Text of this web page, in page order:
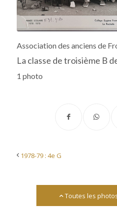
Association des anciens de
La classe de troisième B
1 photo
1978-79 : 4e G
Toutes les